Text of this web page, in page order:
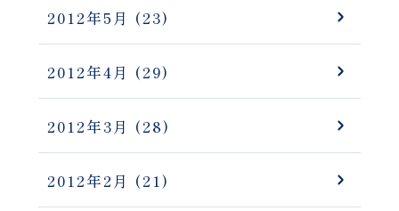
2012年5月 (23)
2012年4月 (29)
2012年3月 (28)
2012年2月 (21)